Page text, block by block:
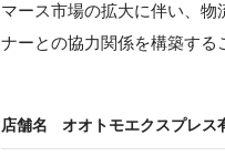
マース市場の拡大に伴い、
ナーとの協力関係を構築する
店舗名 オオトモエクスプレス